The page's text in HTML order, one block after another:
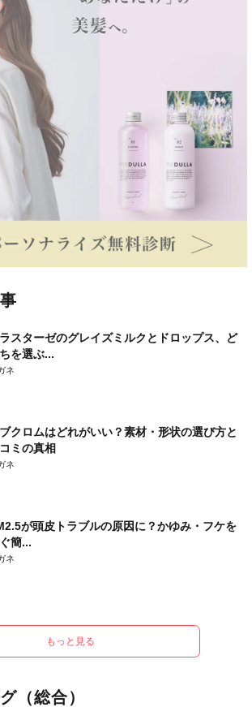
スターゼのグレイズミルクとドロップス、ど
を選ぶ...
ネ
クロムはどれがいい？素材・形状の選び方と
ミの真相
ネ
が頭皮トラブルの原因に？かゆみ・フケを
簡...
ネ
もっと見る
（総合）